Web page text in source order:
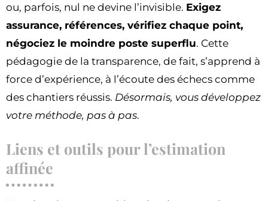
ou, parfois, nul ne devine l’invisible. Exigez
assurance, références, vérifiez chaque point,
négociez le moindre poste superflu. Cette
pédagogie de la transparence, de fait, s’apprend à
force d’expérience, à l’écoute des échecs comme
des chantiers réussis. Désormais, vous développez
votre méthode, pas à pas.
Liens et outils pour l’estimation
affinée